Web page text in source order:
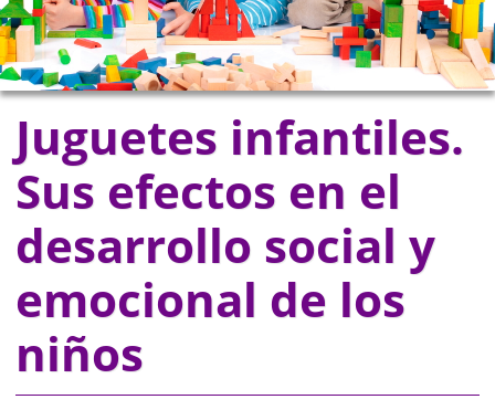
Juguetes infantiles.
Sus efectos en el
desarrollo social y
emocional de los
niños